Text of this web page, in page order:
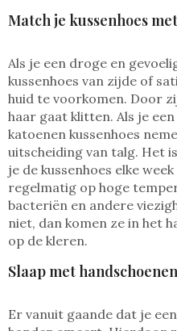
Match je kussenhoes
Als je een droge en
kussenhoes van zijde of
huid te voorkomen. Door
haar gaat klitten. Als je
katoenen kussenhoes
uitscheiding van talg. Het
je de kussenhoes elke
regelmatig op hoge
bacteriën en andere
niet, dan komen ze in het
op de kleren.
Slaap met
Er vanuit gaande dat je